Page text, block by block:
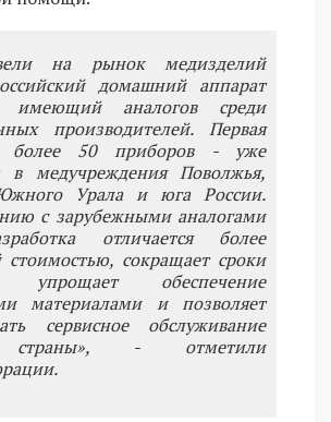
на рынок медизделий
домашний аппарат
аналогов среди
производителей. Первая
более 50 приборов - уже
в медучреждения Поволжья,
Урала и юга России.
с зарубежными аналогами
отличается более
стоимостью, сокращает сроки
упрощает обеспечение
материалами и позволяет
сервисное обслуживание
страны», - отметили